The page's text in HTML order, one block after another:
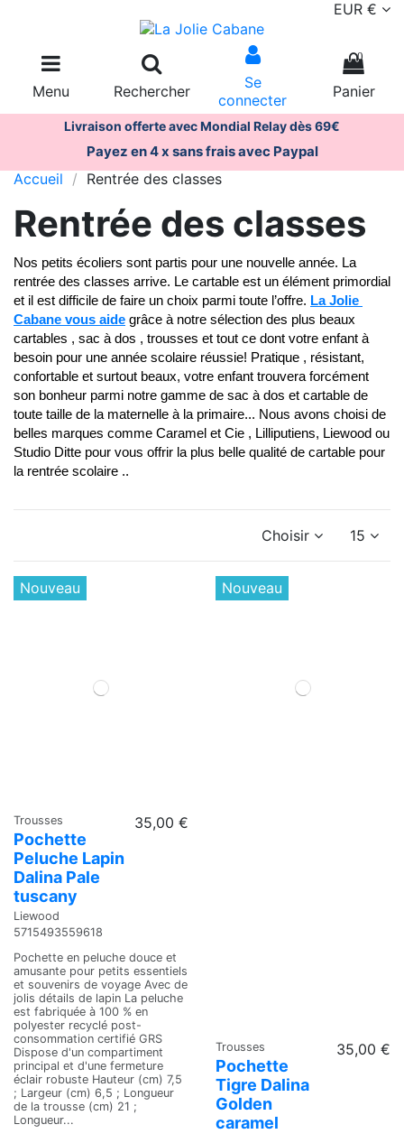
EUR €
Menu Rechercher
Se
connecter
0
Panier
Livraison offerte avec Mondial Relay dès 69€
Payez en 4 x sans frais avec Paypal
Accueil Rentrée des classes
Rentrée des classes
Nos petits écoliers sont partis pour une nouvelle année. La
rentrée des classes arrive. Le cartable est un élément primordial
et il est difficile de faire un choix parmi toute l’offre. La Jolie
Cabane vous aide grâce à notre sélection des plus beaux
cartables , sac à dos , trousses et tout ce dont votre enfant à
besoin pour une année scolaire réussie! Pratique , résistant,
confortable et surtout beaux, votre enfant trouvera forcément
son bonheur parmi notre gamme de sac à dos et cartable de
toute taille de la maternelle à la primaire... Nous avons choisi de
belles marques comme Caramel et Cie , Lilliputiens, Liewood ou
Studio Ditte pour vous offrir la plus belle qualité de cartable pour
la rentrée scolaire ..
Choisir 15
Nouveau
Trousses
Pochette
Peluche Lapin
Dalina Pale
tuscany
Liewood
5715493559618
35,00 €
Pochette en peluche douce et
amusante pour petits essentiels
et souvenirs de voyage Avec de
jolis détails de lapin La peluche
est fabriquée à 100 % en
polyester recyclé post-
consommation certifié GRS
Dispose d'un compartiment
principal et d'une fermeture
éclair robuste Hauteur (cm) 7,5
; Largeur (cm) 6,5 ; Longueur
de la trousse (cm) 21 ;
Longueur...
Nouveau
Trousses
Pochette
Tigre Dalina
Golden
caramel
35,00 €